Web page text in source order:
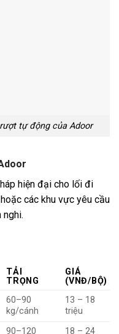
tự động của Adoor
hiện đại cho lối đi
các khu vực yêu cầu
nghi.
TẢI
TRỌNG
GIÁ
(VNĐ/BỘ)
60–90
kg/cánh
13 – 18
triệu
90–120
18 – 24